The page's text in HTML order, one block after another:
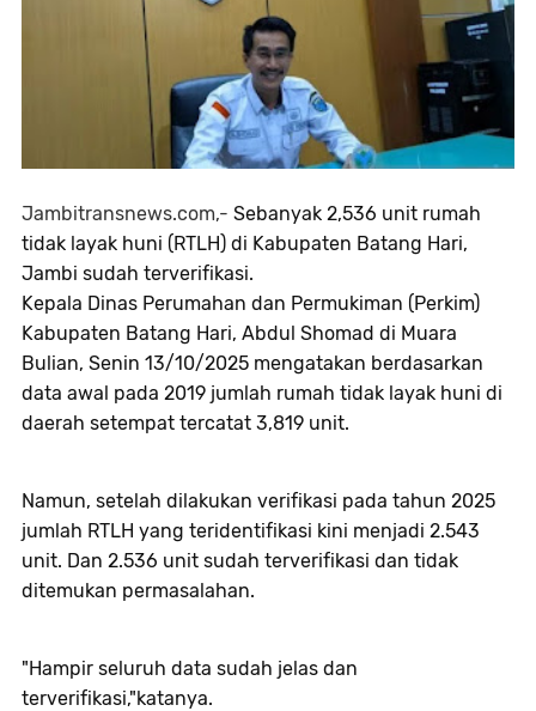
Jambitransnews.com,- Sebanyak 2,536 unit rumah
tidak layak huni (RTLH) di Kabupaten Batang Hari,
Jambi sudah terverifikasi.
Kepala Dinas Perumahan dan Permukiman (Perkim)
Kabupaten Batang Hari, Abdul Shomad di Muara
Bulian, Senin 13/10/2025 mengatakan berdasarkan
data awal pada 2019 jumlah rumah tidak layak huni di
daerah setempat tercatat 3,819 unit.
Namun, setelah dilakukan verifikasi pada tahun 2025
jumlah RTLH yang teridentifikasi kini menjadi 2.543
unit. Dan 2.536 unit sudah terverifikasi dan tidak
ditemukan permasalahan.
"Hampir seluruh data sudah jelas dan
terverifikasi,"katanya.